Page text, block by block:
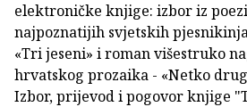
elektroničke knjige: izbor iz
najpoznatijih svjetskih
«Tri jeseni» i roman višestruko
hrvatskog prozaika - «Netko
Izbor, prijevod i pogovor knjige